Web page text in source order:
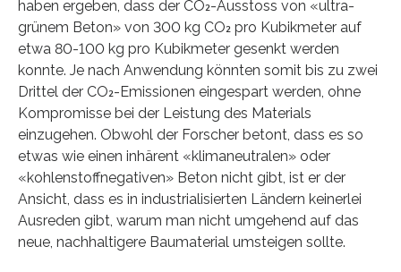
haben ergeben, dass der CO₂-Ausstoss von «ultra-​
grünem Beton» von 300 kg CO₂ pro Kubikmeter auf
etwa 80-​100 kg pro Kubikmeter gesenkt werden
konnte. Je nach Anwendung könnten somit bis zu zwei
Drittel der CO₂-Emissionen eingespart werden, ohne
Kompromisse bei der Leistung des Materials
einzugehen. Obwohl der Forscher betont, dass es so
etwas wie einen inhärent «klimaneutralen» oder
«kohlenstoffnegativen» Beton nicht gibt, ist er der
Ansicht, dass es in industrialisierten Ländern keinerlei
Ausreden gibt, warum man nicht umgehend auf das
neue, nachhaltigere Baumaterial umsteigen sollte.